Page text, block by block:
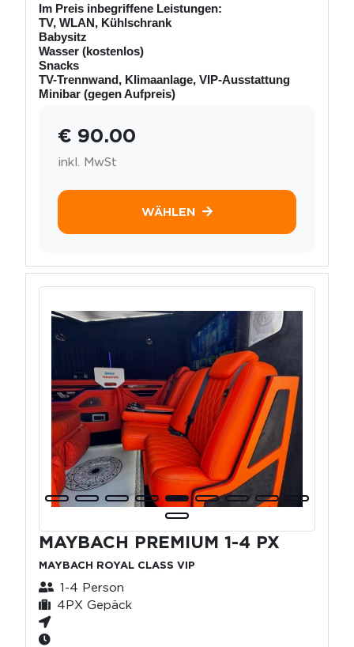
Im Preis inbegriffene Leistungen:
TV, WLAN, Kühlschrank
Babysitz
Wasser (kostenlos)
Snacks
TV-Trennwand, Klimaanlage, VIP-Ausstattung
Minibar (gegen Aufpreis)
€ 90.00
inkl. MwSt
WÄHLEN
MAYBACH PREMIUM 1-4 PX
MAYBACH ROYAL CLASS VIP
1-4 Person
4PX Gepäck